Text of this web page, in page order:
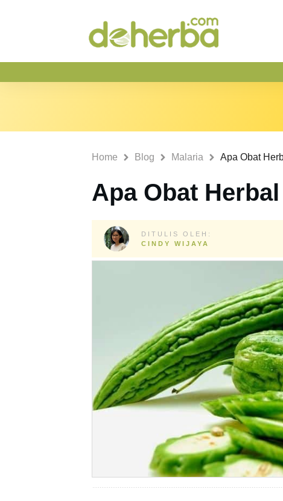
Home Blog Malaria Apa Obat
Apa Obat
DITULIS OLEH:
CINDY WIJAYA